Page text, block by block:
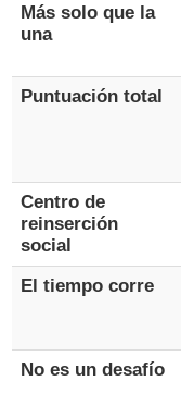
Más solo que la
una
Puntuación total
Centro de
reinserción
social
El tiempo corre
No es un desafío